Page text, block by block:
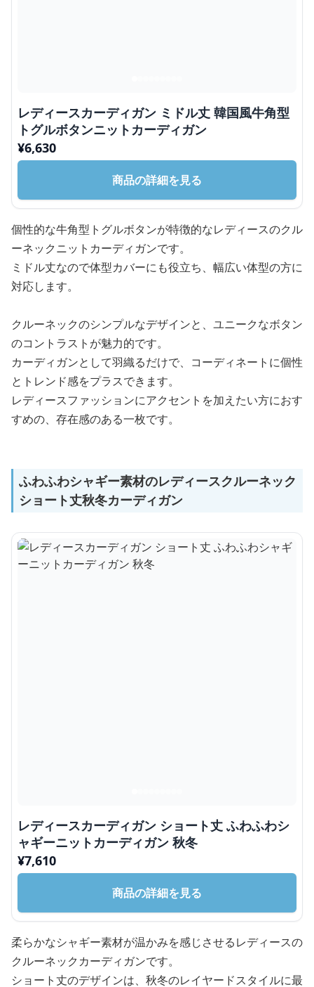
レディースカーディガン ミドル丈 韓国風牛角型
トグルボタンニットカーディガン
¥6,630
商品の詳細を見る
個性的な牛角型トグルボタンが特徴的なレディースのクル
ーネックニットカーディガンです。
ミドル丈なので体型カバーにも役立ち、幅広い体型の方に
対応します。
クルーネックのシンプルなデザインと、ユニークなボタン
のコントラストが魅力的です。
カーディガンとして羽織るだけで、コーディネートに個性
とトレンド感をプラスできます。
レディースファッションにアクセントを加えたい方におす
すめの、存在感のある一枚です。
ふわふわシャギー素材のレディースクルーネック
ショート丈秋冬カーディガン
レディースカーディガン ショート丈 ふわふわシ
ャギーニットカーディガン 秋冬
¥7,610
商品の詳細を見る
柔らかなシャギー素材が温かみを感じさせるレディースの
クルーネックカーディガンです。
ショート丈のデザインは、秋冬のレイヤードスタイルに最